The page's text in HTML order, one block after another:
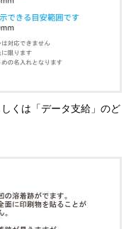
くは「データ支給」のど